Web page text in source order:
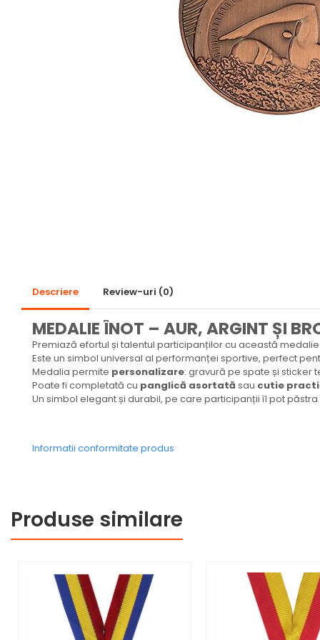
Personalizari Cupe
Medalii
Medalii Tematice
Medalii Non-Tematice
Accesorii Medalii
Snur Medalie
Personalizari Medalii
Trofee Acril
Trofee Metalice
Trofee Sticla
Accesorii Trofee
Descriere Review-uri (0)
MEDALIE ÎNOT – AUR, ARGINT ȘI
Premiază efortul și talentul participanților cu această
Este un simbol universal al performanței sportive, perfect
Medalia permite personalizare: gravură pe spate și sticker
Poate fi completată cu panglică asortată sau cutie
Un simbol elegant și durabil, pe care participanții îl pot
Informatii conformitate produs
Produse similare